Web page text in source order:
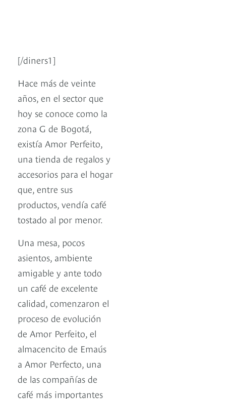
[/diners1]
Hace más de veinte
años, en el sector que
hoy se conoce como la
zona G de Bogotá,
existía Amor Perfeito,
una tienda de regalos y
accesorios para el hogar
que, entre sus
productos, vendía café
tostado al por menor.
Una mesa, pocos
asientos, ambiente
amigable y ante todo
un café de excelente
calidad, comenzaron el
proceso de evolución
de Amor Perfeito, el
almacencito de Emaús
a Amor Perfecto, una
de las compañías de
café más importantes